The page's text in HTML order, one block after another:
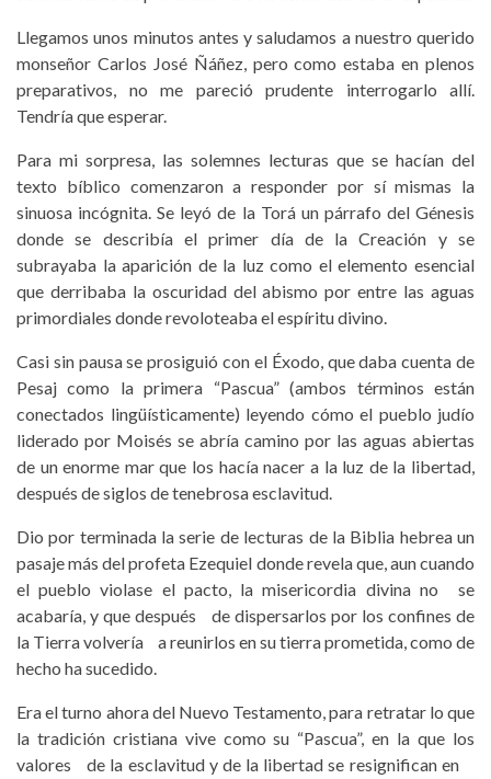
Llegamos unos minutos antes y saludamos a nuestro querido
monseñor Carlos José Ñáñez, pero como estaba en plenos
preparativos, no me pareció prudente interrogarlo allí.
Tendría que esperar.
Para mi sorpresa, las solemnes lecturas que se hacían del
texto bíblico comenzaron a responder por sí mismas la
sinuosa incógnita. Se leyó de la Torá un párrafo del Génesis
donde se describía el primer día de la Creación y se
subrayaba la aparición de la luz como el elemento esencial
que derribaba la oscuridad del abismo por entre las aguas
primordiales donde revoloteaba el espíritu divino.
Casi sin pausa se prosiguió con el Éxodo, que daba cuenta de
Pesaj como la primera “Pascua” (ambos términos están
conectados lingüísticamente) leyendo cómo el pueblo judío
liderado por Moisés se abría camino por las aguas abiertas
de un enorme mar que los hacía nacer a la luz de la libertad,
después de siglos de tenebrosa esclavitud.
Dio por terminada la serie de lecturas de la Biblia hebrea un
pasaje más del profeta Ezequiel ­donde revela que, aun cuando
el pueblo violase el pacto, la misericordia divina no se
acabaría, y que después de dispersarlos por los con­fines de
la Tierra volvería a reunirlos en su tierra prometida, como de
hecho ha sucedido.
Era el turno ahora del Nuevo Testamento, para retratar lo que
la tradición cristiana vive como su “Pascua”, en la que los
valores de la esclavitud y de la li­bertad se resignifican en